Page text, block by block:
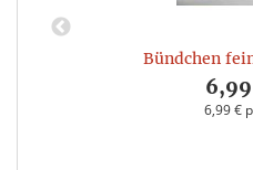
Bündchen
6,99 €